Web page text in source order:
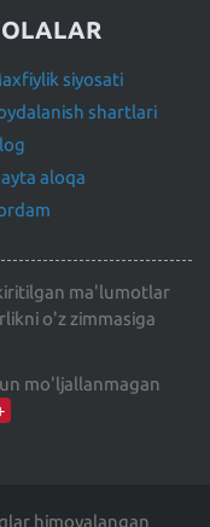
siyosati
shartlari
aloqa
ma'lumotlar
o'z zimmasiga
mo'ljallanmagan
himoyalangan